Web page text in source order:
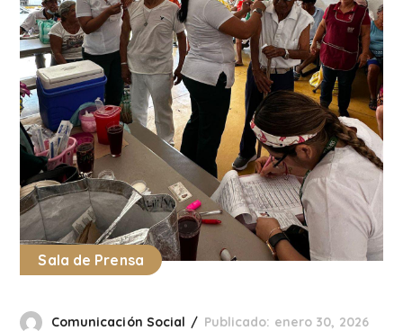
Sala de Prensa
Comunicación Social Publicado: enero 30, 2026